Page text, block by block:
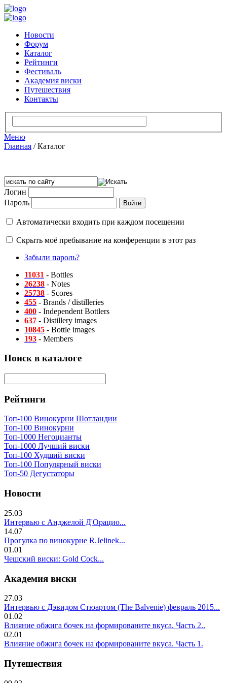
Новости
Форум
Каталог
Рейтинги
Фестиваль
Академия виски
Путешествия
Контакты
Меню
Главная /Каталог
Логин
Пароль
Автоматически входить при каждом посещении
Скрыть моё пребывание на конференции в этот раз
Забыли пароль?
11031 - Bottles
26238 - Notes
25738 - Scores
455 - Brands / distilleries
400 - Independent Bottlers
637 - Distillery images
10845 - Bottle images
193 - Members
Поиск в каталоге
Рейтинги
Топ-100 Винокурни Шотландии
Топ-100 Винокурни
Топ-1000 Негоцианты
Топ-1000 Лучший виски
Топ-100 Худший виски
Топ-100 Популярный виски
Топ-50 Дегустаторы
Новости
25.03
Интервью с Анджелой Д'Орацио...
14.07
Прогулка по винокурне R.Jelinek...
01.01
Чешский виски: Gold Cock...
Академия виски
27.03
Интервью с Дэвидом Стюартом (The Balvenie) февраль 2015...
01.02
Влияние обжига бочек на формированите вкуса. Часть 2..
02.01
Влияние обжига бочек на формированите вкуса. Часть 1.
Путешествия